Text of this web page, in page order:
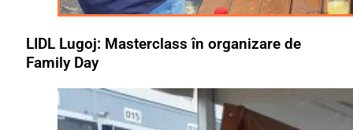
LIDL Lugoj: Masterclass în organizare de
Family Day